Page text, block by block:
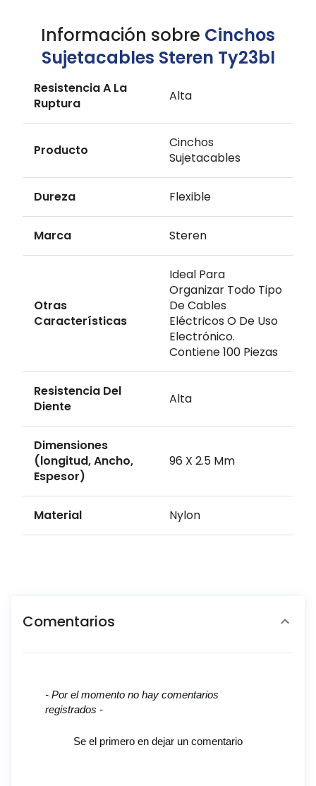
Información sobre Cinchos
Sujetacables Steren Ty23bl
Resistencia A La
Ruptura
Alta
Producto
Cinchos
Sujetacables
Dureza Flexible
Marca Steren
Otras
Características
Ideal Para
Organizar Todo Tipo
De Cables
Eléctricos O De Uso
Electrónico.
Contiene 100 Piezas
Resistencia Del
Diente
Alta
Dimensiones
(longitud, Ancho,
Espesor)
96 X 2.5 Mm
Material Nylon
Comentarios
- Por el momento no hay comentarios
registrados -
Se el primero en dejar un comentario
New content loaded